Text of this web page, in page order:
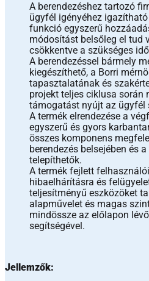
A berendezéshez tartozó
ügyfél igényéhez
funkció egyszerű
módosítást belsőleg el tud
csökkentve a szükséges
A berendezéssel bármely
kiegészíthető, a Borri
tapasztalatának és
projekt teljes ciklusa során
támogatást nyújt az ügyfél
A termék elrendezése a
egyszerű és gyors
összes komponens
berendezés belsejében és
telepíthetők.
A termék fejlett
hibaelhárításra és
teljesítményű eszközöket
alapművelet és magas
mindössze az előlapon
segítségével.
Jellemzők: